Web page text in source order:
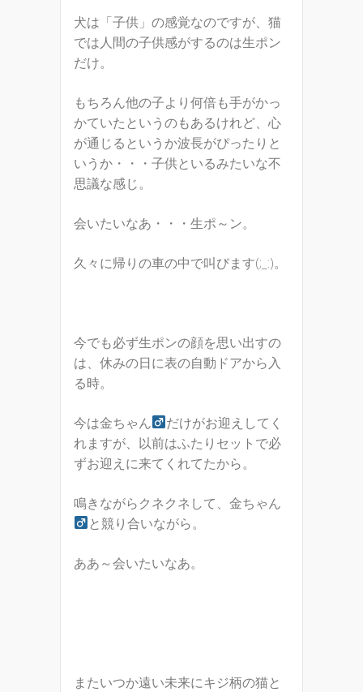
犬は「子供」の感覚なのですが、猫
では人間の子供感がするのは生ポン
だけ。
もちろん他の子より何倍も手がかっ
かていたというのもあるけれど、心
が通じるというか波長がぴったりと
いうか・・・子供といるみたいな不
思議な感じ。
会いたいなあ・・・生ポ～ン。
久々に帰りの車の中で叫びます(;_:)。
今でも必ず生ポンの顔を思い出すの
は、休みの日に表の自動ドアから入
る時。
今は金ちゃん
だけがお迎えしてく
れますが、以前はふたりセットで必
ずお迎えに来てくれてたから。
鳴きながらクネクネして、金ちゃん
と競り合いながら。
ああ～会いたいなあ。
またいつか遠い未来にキジ柄の猫と